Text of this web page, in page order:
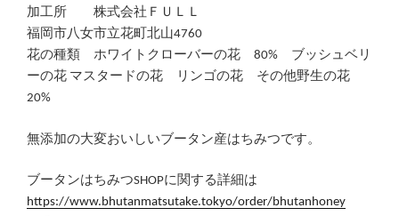
加工所 株式会社ＦＵＬＬ
福岡市八女市立花町北山4760
花の種類 ホワイトクローバーの花 80% ブッシュベリ
ーの花 マスタードの花 リンゴの花 その他野生の花
20%
無添加の大変おいしいブータン産はちみつです。
ブータンはちみつSHOPに関する詳細は
https://www.bhutanmatsutake.tokyo/order/bhutanhoney